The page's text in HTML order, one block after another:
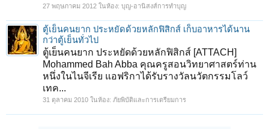
27 พฤษภาคม 2012 ในห้อง: บุญ-อานิสงส์การทำบุญ
ตู้เย็นคนยาก ประหยัดด้วยหลักฟิสิกส์ เก็บอาหารได้นาน
กว่าตู้เย็นทั่วไป
ตู้เย็นคนยาก ประหยัดด้วยหลักฟิสิกส์ [ATTACH]
Mohammed Bah Abba คุณครูสอนวิทยาศาสตร์ท่าน
หนึ่งในไนจีเรีย แอฟริกาได้รับรางวัลนวัตกรรมโลว์
เทค...
31 ตุลาคม 2010 ในห้อง: ภัยพิบัติและการเตรียมการ